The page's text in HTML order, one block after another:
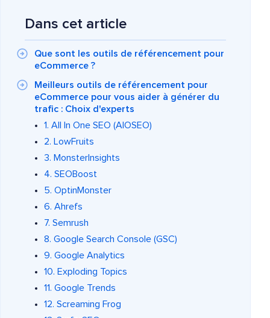
Dans cet article
Que sont les outils de référencement pour
eCommerce ?
Meilleurs outils de référencement pour
eCommerce pour vous aider à générer du
trafic : Choix d'experts
1. All In One SEO (AIOSEO)
2. LowFruits
3. MonsterInsights
4. SEOBoost
5. OptinMonster
6. Ahrefs
7. Semrush
8. Google Search Console (GSC)
9. Google Analytics
10. Exploding Topics
11. Google Trends
12. Screaming Frog